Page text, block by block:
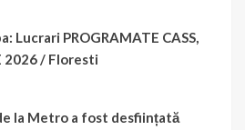
Lucrari PROGRAMATE CASS,
2026 / Floresti
la Metro a fost desființată